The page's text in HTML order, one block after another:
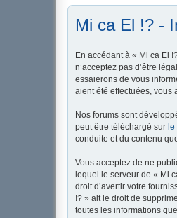
Mi ca El !? -
En accédant à « Mi ca El
n’acceptez pas d’être
essaierons de vous
aient été effectuées, vous
Nos forums sont
peut être téléchargé sur le
conduite et du contenu
Vous acceptez de ne
lequel le serveur de « Mi
droit d’avertir votre
!? » ait le droit de
toutes les informations